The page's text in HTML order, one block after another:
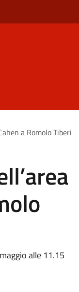
a Romolo Tiberi
alle 11.15